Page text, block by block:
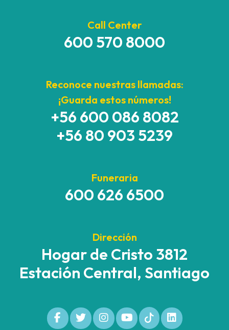
Call Center
600 570 8000
Reconoce nuestras llamadas:
¡Guarda estos números!
+56 600 086 8082
+56 80 903 5239
Funeraria
600 626 6500
Dirección
Hogar de Cristo 3812
Estación Central, Santiago